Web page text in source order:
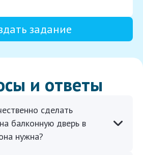
задание
и ответы
сделать
балконную дверь в
нужна?